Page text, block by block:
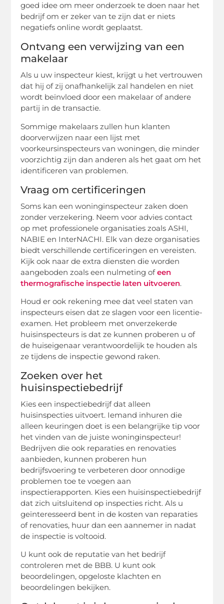
goed idee om meer onderzoek te doen naar het
bedrijf om er zeker van te zijn dat er niets
negatiefs online wordt geplaatst.
Ontvang een verwijzing van een
makelaar
Als u uw inspecteur kiest, krijgt u het vertrouwen
dat hij of zij onafhankelijk zal handelen en niet
wordt beïnvloed door een makelaar of andere
partij in de transactie.
Sommige makelaars zullen hun klanten
doorverwijzen naar een lijst met
voorkeursinspecteurs van woningen, die minder
voorzichtig zijn dan anderen als het gaat om het
identificeren van problemen.
Vraag om certificeringen
Soms kan een woninginspecteur zaken doen
zonder verzekering. Neem voor advies contact
op met professionele organisaties zoals ASHI,
NABIE en InterNACHI. Elk van deze organisaties
biedt verschillende certificeringen en vereisten.
Kijk ook naar de extra diensten die worden
aangeboden zoals een nulmeting ofeen
thermografische inspectie laten uitvoeren.
Houd er ook rekening mee dat veel staten van
inspecteurs eisen dat ze slagen voor een licentie-
examen. Het probleem met onverzekerde
huisinspecteurs is dat ze kunnen proberen u of
de huiseigenaar verantwoordelijk te houden als
ze tijdens de inspectie gewond raken.
Zoeken over het
huisinspectiebedrijf
Kies een inspectiebedrijf dat alleen
huisinspecties uitvoert. Iemand inhuren die
alleen keuringen doet is een belangrijke tip voor
het vinden van de juiste woninginspecteur!
Bedrijven die ook reparaties en renovaties
aanbieden, kunnen proberen hun
bedrijfsvoering te verbeteren door onnodige
problemen toe te voegen aan
inspectierapporten. Kies een huisinspectiebedrijf
dat zich uitsluitend op inspecties richt. Als u
geïnteresseerd bent in de kosten van reparaties
of renovaties, huur dan een aannemer in nadat
de inspectie is voltooid.
U kunt ook de reputatie van het bedrijf
controleren met de BBB. U kunt ook
beoordelingen, opgeloste klachten en
beoordelingen bekijken.